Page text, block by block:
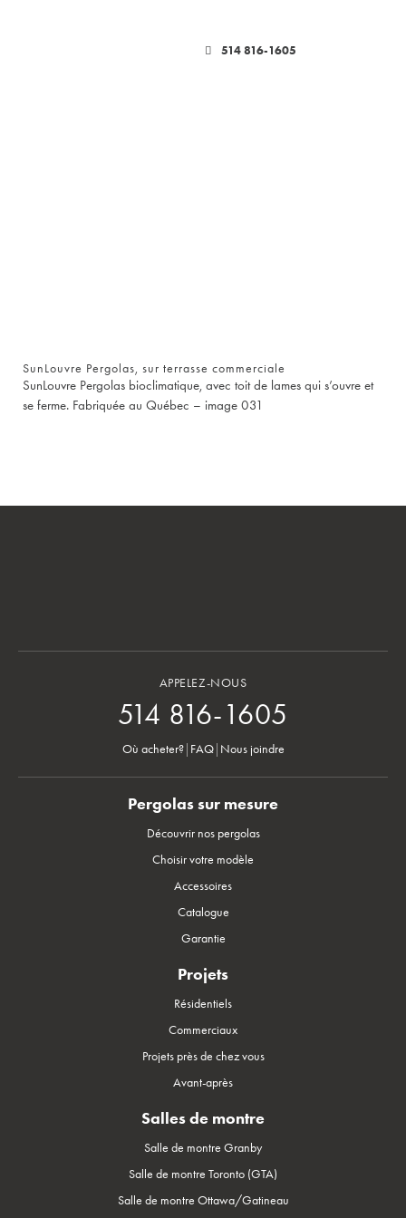
514 816-1605
SunLouvre Pergolas, sur terrasse commerciale
SunLouvre Pergolas bioclimatique, avec toit de lames qui s’ouvre et
se ferme. Fabriquée au Québec – image 031
APPELEZ-NOUS
514 816-1605
Où acheter?| FAQ| Nous joindre
Pergolas sur mesure
Découvrir nos pergolas
Choisir votre modèle
Accessoires
Catalogue
Garantie
Projets
Résidentiels
Commerciaux
Projets près de chez vous
Avant-après
Salles de montre
Salle de montre Granby
Salle de montre Toronto (GTA)
Salle de montre Ottawa/Gatineau